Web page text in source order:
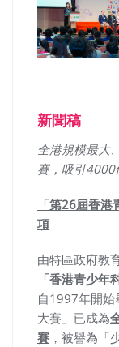
新聞稿
全港規模最大
賽，吸引4000
「第26屆香
項
由特區政府教
「香港青少年
自1997年開始
大賽」已成為
賽 ，被譽為「